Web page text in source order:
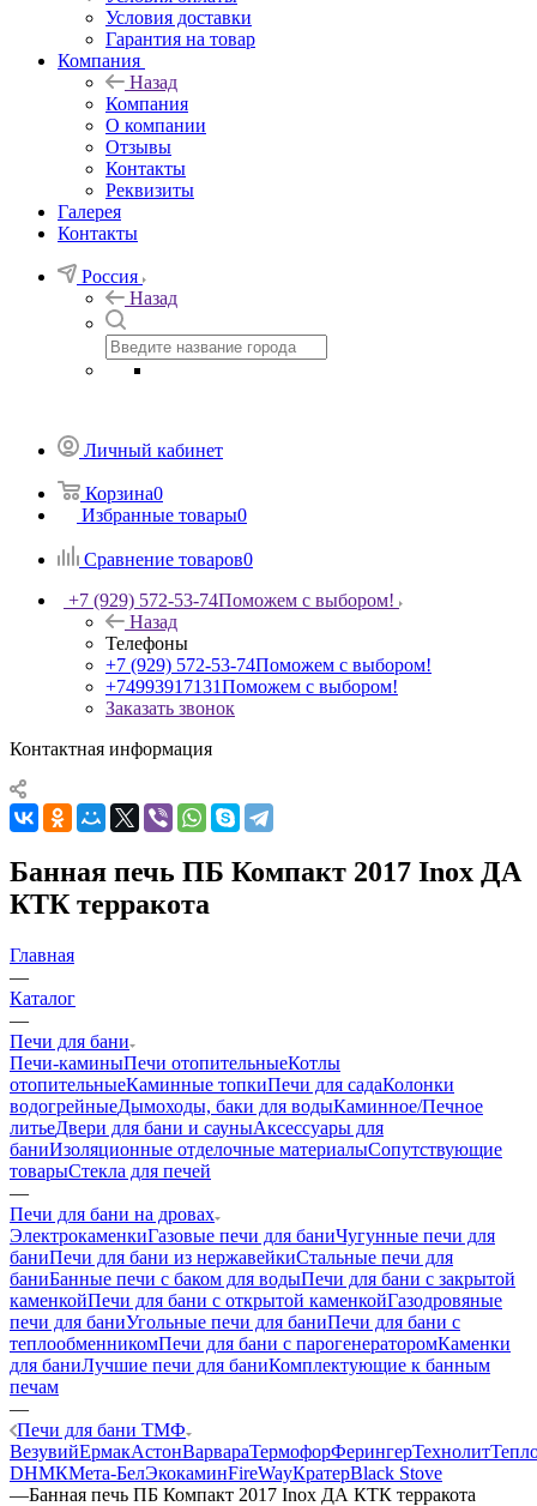
Условия доставки
Гарантия на товар
Компания
Назад
Компания
О компании
Отзывы
Контакты
Реквизиты
Галерея
Контакты
Россия
Назад
Личный кабинет
Корзина0
Избранные товары0
Сравнение товаров0
+7 (929) 572-53-74Поможем с выбором!
Назад
Телефоны
+7 (929) 572-53-74Поможем с выбором!
+74993917131Поможем с выбором!
Заказать звонок
Контактная информация
Банная печь ПБ Компакт 2017 Inox ДА
КТК терракота
Главная
—
Каталог
—
Печи для бани
Печи-каминыПечи отопительныеКотлы
отопительныеКаминные топкиПечи для садаКолонки
водогрейныеДымоходы, баки для водыКаминное/Печное
литьеДвери для бани и сауныАксессуары для
баниИзоляционные отделочные материалыСопутствующие
товарыСтекла для печей
—
Печи для бани на дровах
ЭлектрокаменкиГазовые печи для баниЧугунные печи для
баниПечи для бани из нержавейкиСтальные печи для
баниБанные печи с баком для водыПечи для бани с закрытой
каменкойПечи для бани с открытой каменкойГазодровяные
печи для баниУгольные печи для баниПечи для бани с
теплообменникомПечи для бани с парогенераторомКаменки
для баниЛучшие печи для баниКомплектующие к банным
печам
—
Печи для бани ТМФ
ВезувийЕрмакАстонВарвараТермофорФерингерТехнолит
DНМКМета-БелЭкокаминFireWayКратерBlack Stove
—Банная печь ПБ Компакт 2017 Inox ДА КТК терракота